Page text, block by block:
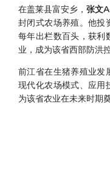
在盖莱县富安乡， 张文A
封闭式农场养殖。他投
每年出栏数百头，获利
业，成为该省西部防洪
前江省在生猪养殖业发
现代化农场模式、应用
为该省农业在未来时期